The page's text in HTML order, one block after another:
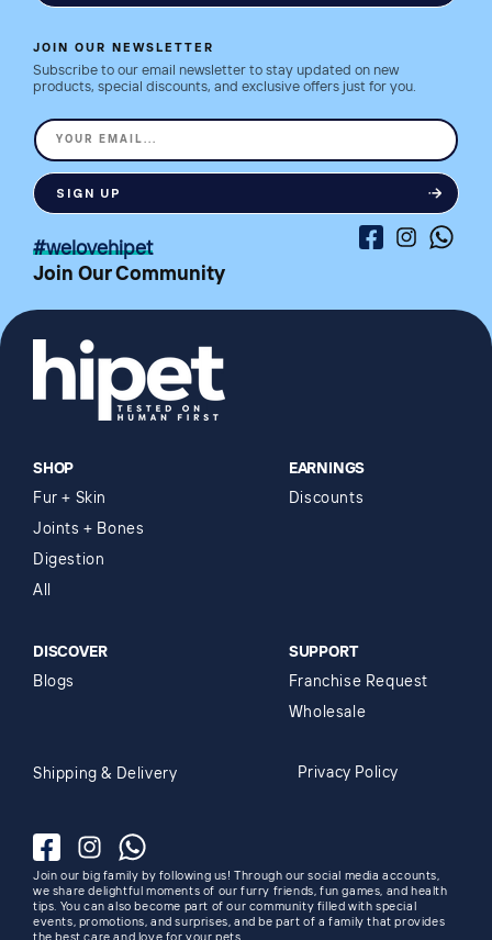
JOIN OUR NEWSLETTER
Subscribe to our email newsletter to stay updated on new
products, special discounts, and exclusive offers just for you.
#welovehipet
Join Our Community
YOUR EMAIL...
SIGN UP
FacebookInstagram
SHOP
Fur + Skin
Joints + Bones
Digestion
All
EARNINGS
Discounts
DISCOVER
Blogs
SUPPORT
Franchise Request
Wholesale
Shipping & Delivery Privacy Policy
FacebookInstagramWhatsapp
Join our big family by following us! Through our social media accounts,
we share delightful moments of our furry friends, fun games, and health
tips. You can also become part of our community filled with special
events, promotions, and surprises, and be part of a family that provides
the best care and love for your pets.